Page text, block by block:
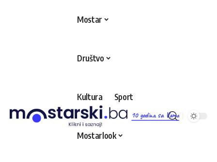
10 godina sa Vama
Mostar
Društvo
Kultura Sport
Mostarlook